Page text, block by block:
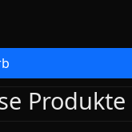
Produkte